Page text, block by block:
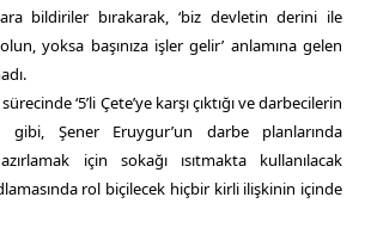
bildiriler bırakarak, ‘biz devletin derini ile
yoksa başınıza işler gelir’ anlamına gelen
‘5’li Çete’ye karşı çıktığı ve darbecilerin
gibi, Şener Eruygur’un darbe planlarında
için sokağı ısıtmakta kullanılacak
rol biçilecek hiçbir kirli ilişkinin içinde